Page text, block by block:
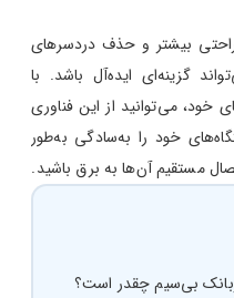
راحتی بیشتر و حذف دردسرهای
گزینه‌ای ایده‌آل باشد. با
خود، می‌توانید از این فناوری
خود را به‌سادگی به‌طور
مستقیم آن‌ها به برق باشید.